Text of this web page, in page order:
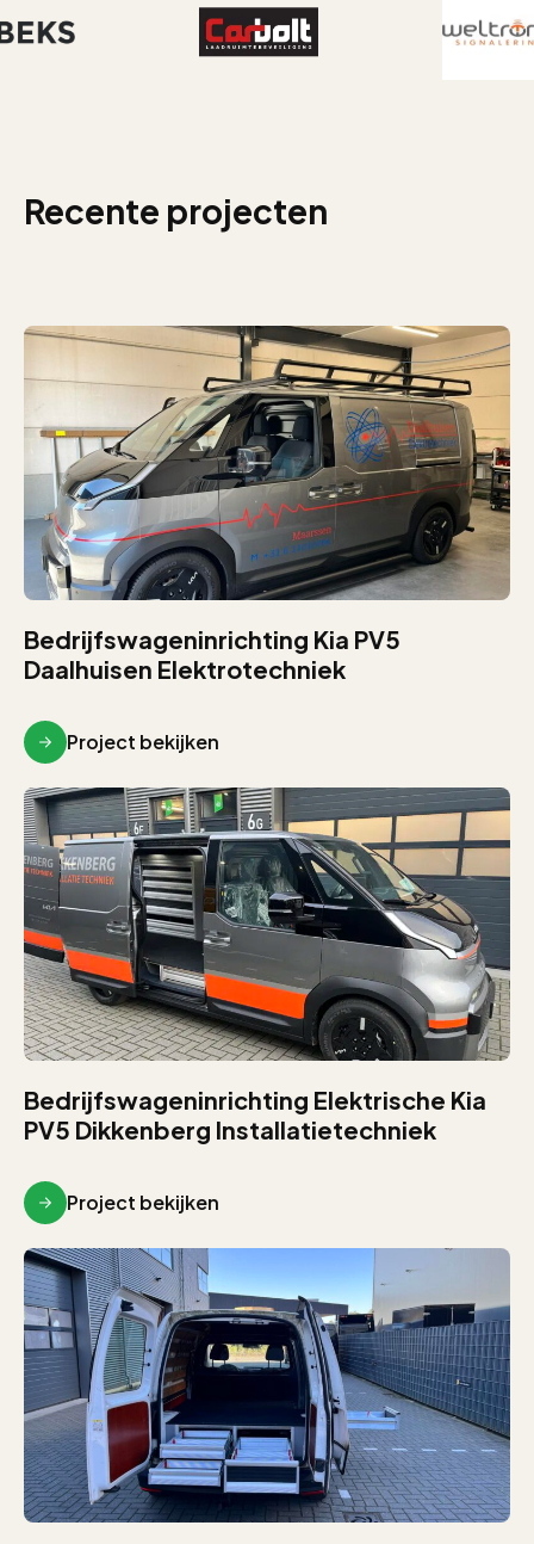
Recente projecten
Bedrijfswageninrichting Kia PV5
Daalhuisen Elektrotechniek
Project bekijken
Bedrijfswageninrichting Elektrische Kia
PV5 Dikkenberg Installatietechniek
Project bekijken